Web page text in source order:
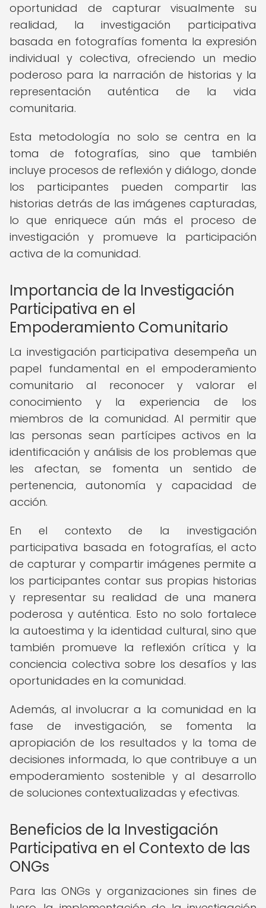
oportunidad de capturar visualmente su
realidad, la investigación participativa
basada en fotografías fomenta la expresión
individual y colectiva, ofreciendo un medio
poderoso para la narración de historias y la
representación auténtica de la vida
comunitaria.
Esta metodología no solo se centra en la
toma de fotografías, sino que también
incluye procesos de reflexión y diálogo, donde
los participantes pueden compartir las
historias detrás de las imágenes capturadas,
lo que enriquece aún más el proceso de
investigación y promueve la participación
activa de la comunidad.
Importancia de la Investigación
Participativa en el
Empoderamiento Comunitario
La investigación participativa desempeña un
papel fundamental en el empoderamiento
comunitario al reconocer y valorar el
conocimiento y la experiencia de los
miembros de la comunidad. Al permitir que
las personas sean partícipes activos en la
identificación y análisis de los problemas que
les afectan, se fomenta un sentido de
pertenencia, autonomía y capacidad de
acción.
En el contexto de la investigación
participativa basada en fotografías, el acto
de capturar y compartir imágenes permite a
los participantes contar sus propias historias
y representar su realidad de una manera
poderosa y auténtica. Esto no solo fortalece
la autoestima y la identidad cultural, sino que
también promueve la reflexión crítica y la
conciencia colectiva sobre los desafíos y las
oportunidades en la comunidad.
Además, al involucrar a la comunidad en la
fase de investigación, se fomenta la
apropiación de los resultados y la toma de
decisiones informada, lo que contribuye a un
empoderamiento sostenible y al desarrollo
de soluciones contextualizadas y efectivas.
Beneficios de la Investigación
Participativa en el Contexto de las
ONGs
Para las ONGs y organizaciones sin fines de